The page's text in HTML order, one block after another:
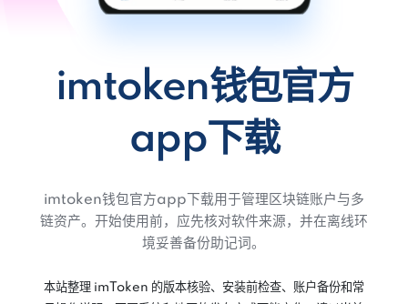
imtoken钱包官方
app下载
imtoken钱包官方app下载用于管理区块链账户与多
链资产。开始使用前，应先核对软件来源，并在离线环
境妥善备份助记词。
本站整理 imToken 的版本核验、安装前检查、账户备份和常